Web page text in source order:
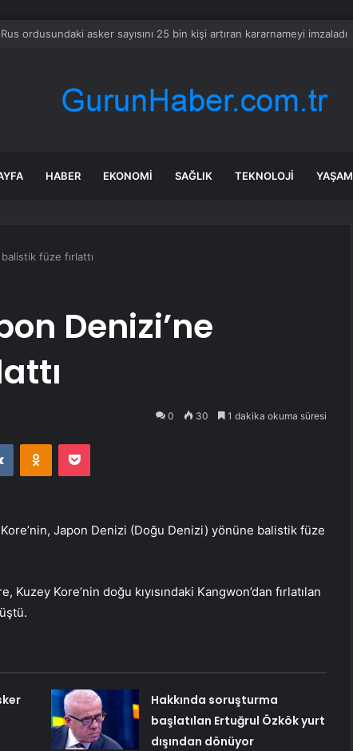
soruşturma başlatılan Ertuğrul Özkök yurt dışından dönüyor
HABER EKONOMI SAĞLIK TEKNOLOJI YAŞAM
füze fırlattı
Denizi’ne
0 30 1 dakika okuma süresi
VKontakteOdnoklassniki
Pocket
Japon Denizi (Doğu Denizi) yönüne balistik füze
Kuzey Kore’nin doğu kıyısındaki Kangwon’dan fırlatılan
Hakkında soruşturma
başlatılan Ertuğrul Özkök yurt
dışından dönüyor